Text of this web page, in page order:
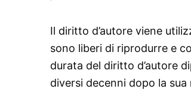
Il diritto d’autore viene
sono liberi di riprodurre e
durata del diritto d’autore
diversi decenni dopo la sua